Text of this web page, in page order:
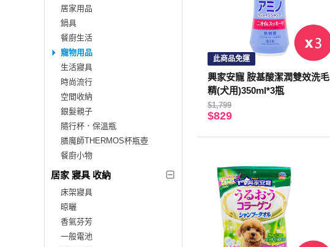
居家用品
鍋具
餐廚生活
寵物用品
生活寢具
時尚流行
空間收納
銀髮親子
隨行杯．保溫瓶
膳魔師THERMOS杯瓶壺
餐廚小物
居家 寢具 收納
床架寢具
晾曬
香氣芬芳
一般電池
此商品免運
興家安寵 胺基酸潔潤雙效洗毛
精(犬用)350ml*3瓶
$1,799
$829